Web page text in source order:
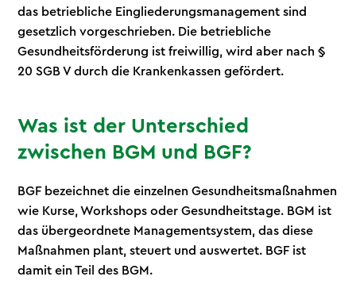
das betriebliche Eingliederungsmanagement sind
gesetzlich vorgeschrieben. Die betriebliche
Gesundheitsförderung ist freiwillig, wird aber nach §
20 SGB V durch die Krankenkassen gefördert.
Was ist der Unterschied
zwischen BGM und BGF?
BGF bezeichnet die einzelnen Gesundheitsmaßnahmen
wie Kurse, Workshops oder Gesundheitstage. BGM ist
das übergeordnete Managementsystem, das diese
Maßnahmen plant, steuert und auswertet. BGF ist
damit ein Teil des BGM.